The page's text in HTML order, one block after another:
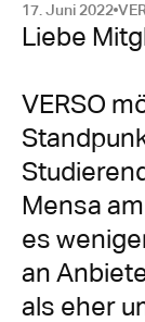
17. Juni 2022
Liebe
VERSO
Mensa
es
an
als eher